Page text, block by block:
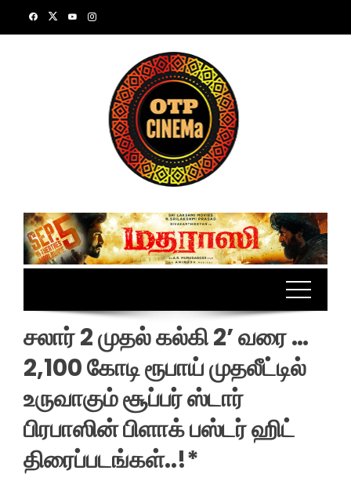
சலார் 2 முதல் கல்கி 2’ வரை …
2,100 கோடி ரூபாய் முதலீட்டில்
உருவாகும் சூப்பர் ஸ்டார்
பிரபாஸின் பிளாக் பஸ்டர் ஹிட்
திரைப்படங்கள்..!*